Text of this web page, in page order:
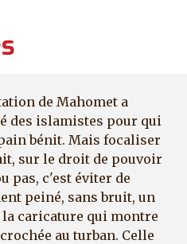
de Mahomet a
des islamistes pour qui
bénit. Mais focaliser
sur le droit de pouvoir
pas, c'est éviter de
peiné, sans bruit, un
la caricature qui montre
au turban. Celle